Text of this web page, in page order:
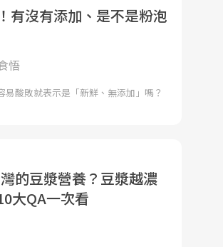
有沒有添加、是不是粉泡
悟
酸敗就表示是「新鮮、無添加」嗎？
的豆漿營養？豆漿越濃
大QA一次看